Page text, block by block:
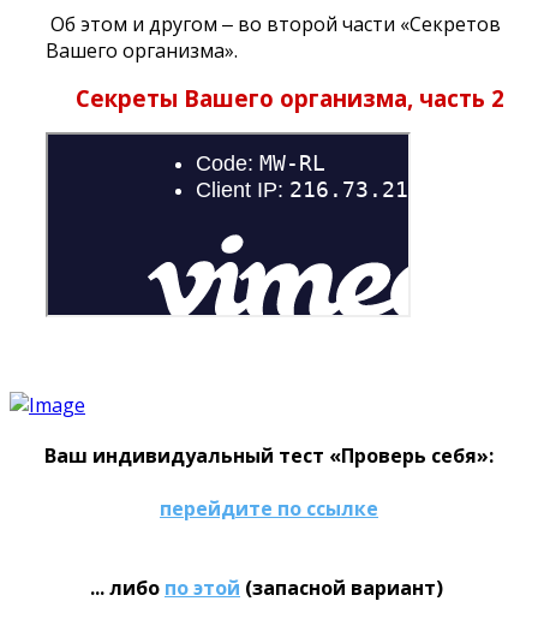
Об этом и другом ‒ во второй части «Секретов
Вашего организма».
Секреты Вашего организма, часть 2
Ваш индивидуальный тест «Проверь себя»:
перейдите по ссылке
... либо по этой (запасной вариант)